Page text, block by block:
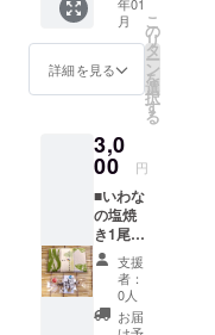
骨酒 ※
いわな
提
供・・
・小坂
漁業協
同組合
の川魚
加工品
※商品の
発送は
１１月
下旬〜1
２月初
旬とな
年01
月
詳細を見る
こ
の
リ
タ
ー
ン
を
選
択
す
る
3,0
00 円
■いわな
の塩焼
き1尾無
料（当
日お越
しに
なった
方の
支援
者：
0人
お届